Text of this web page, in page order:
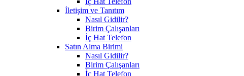
İletişim ve Tanıtım
Nasıl Gidilir?
Birim Çalışanları
İç Hat Telefon
Satın Alma Birimi
Nasıl Gidilir?
Birim Çalışanları
İç Hat Telefon